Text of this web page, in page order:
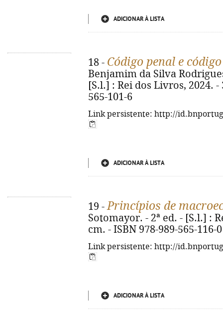
ADICIONAR À LISTA
18 - Código penal e
Benjamim da Silva
[S.l.] : Rei dos Livros, 2024. -
565-101-6
Link persistente: http://
ADICIONAR À LISTA
19 -Princípios de
Sotomayor. - 2ª ed. - [S.l.] :
cm. - ISBN 978-989-565-116-0
Link persistente: http://
ADICIONAR À LISTA